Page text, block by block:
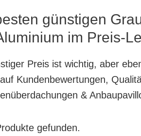
günstigen
im Preis-
Preis ist wichtig, aber
Kundenbewertungen,
&
gefunden.